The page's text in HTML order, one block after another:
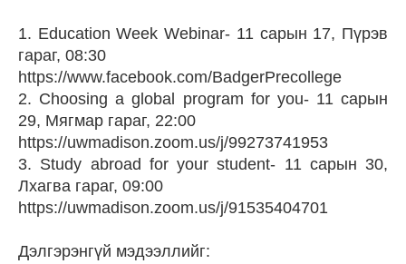
1. Education Week Webinar- 11 сарын 17, Пүрэв
гараг, 08:30
https://www.facebook.com/BadgerPrecollege
2. Choosing a global program for you- 11 сарын
29, Мягмар гараг, 22:00
https://uwmadison.zoom.us/j/99273741953
3. Study abroad for your student- 11 сарын 30,
Лхагва гараг, 09:00
https://uwmadison.zoom.us/j/91535404701
Дэлгэрэнгүй мэдээллийг: